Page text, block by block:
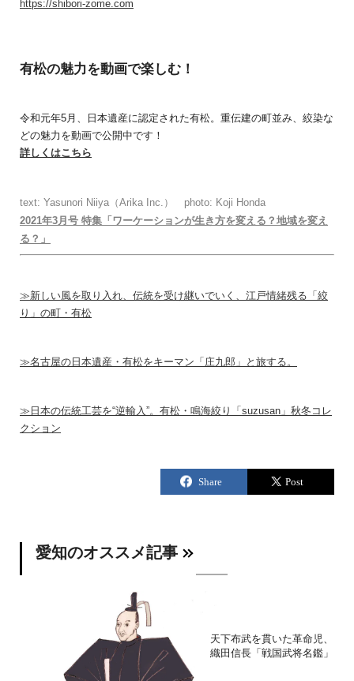
https://shibori-zome.com
有松の魅力を動画で楽しむ！
令和元年5月、日本遺産に認定された有松。重伝建の町並み、絞染な
どの魅力を動画で公開中です！
詳しくはこちら
text: Yasunori Niiya（Arika Inc.） photo: Koji Honda
2021年3月号 特集「ワーケーションが生き方を変える？地域を変え
る？」
≫新しい風を取り入れ、伝統を受け継いでいく、江戸情緒残る「絞
り」の町・有松
≫名古屋の日本遺産・有松をキーマン「庄九郎」と旅する。
≫日本の伝統工芸を“逆輸入”。有松・鳴海絞り「suzusan」秋冬コレ
クション
愛知のオススメ記事
天下布武を貫いた革命児、
織田信長「戦国武将名鑑」